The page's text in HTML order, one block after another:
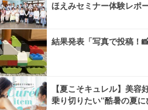
ほえみセミナー体験レポ
結果発表「写真で投稿！
【夏こそキュレル】美
乗り切りたい“酷暑の夏